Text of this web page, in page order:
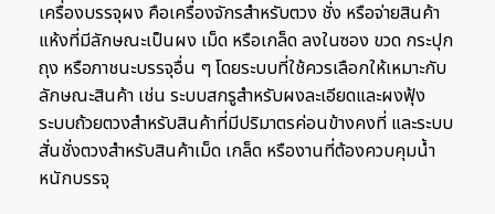
เครื่องบรรจุผง คือเครื่องจักรสำหรับตวง ชั่ง หรือจ่ายสินค้า
แห้งที่มีลักษณะเป็นผง เม็ด หรือเกล็ด ลงในซอง ขวด กระปุก
ถุง หรือภาชนะบรรจุอื่น ๆ โดยระบบที่ใช้ควรเลือกให้เหมาะกับ
ลักษณะสินค้า เช่น ระบบสกรูสำหรับผงละเอียดและผงฟุ้ง
ระบบถ้วยตวงสำหรับสินค้าที่มีปริมาตรค่อนข้างคงที่ และระบบ
สั่นชั่งตวงสำหรับสินค้าเม็ด เกล็ด หรืองานที่ต้องควบคุมน้ำ
หนักบรรจุ